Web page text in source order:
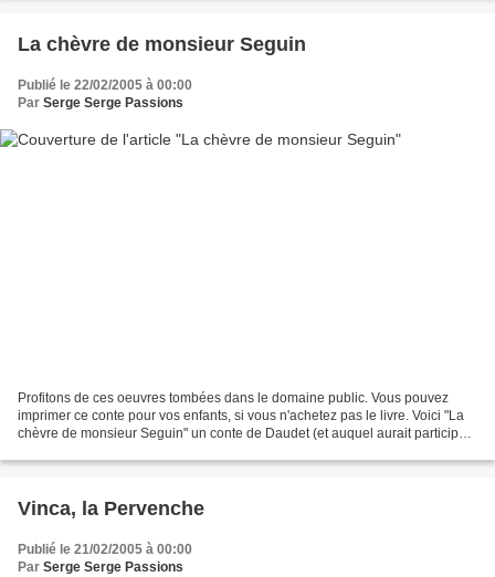
La chèvre de monsieur Seguin
Publié le 22/02/2005 à 00:00
Par Serge Serge Passions
Profitons de ces oeuvres tombées dans le domaine public. Vous pouvez
imprimer ce conte pour vos enfants, si vous n'achetez pas le livre. Voici "La
chèvre de monsieur Seguin" un conte de Daudet (et auquel aurait participé
Vinca, la Pervenche
Publié le 21/02/2005 à 00:00
Par Serge Serge Passions